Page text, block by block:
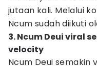
jutaan kali. Melalui
Ncum sudah diikuti
3. Ncum Deui viral
velocity
Ncum Deui semakin